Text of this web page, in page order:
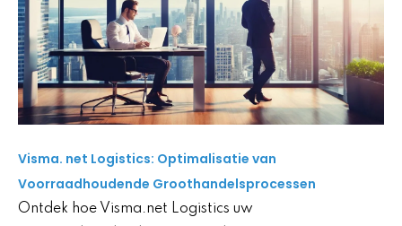
Visma. net Logistics: Optimalisatie van
Voorraadhoudende Groothandelsprocessen
Ontdek hoe Visma.net Logistics uw